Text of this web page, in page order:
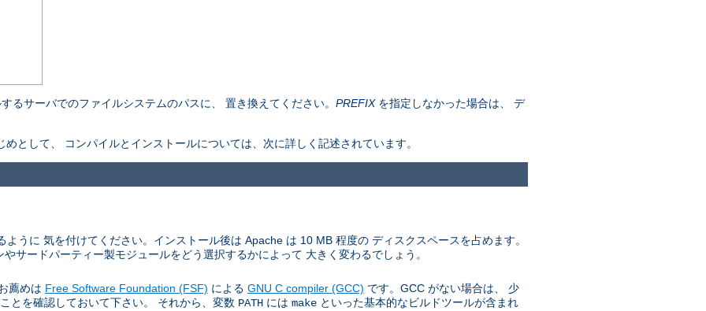
るサーバでのファイルシステムのパスに、 置き換えてください。 PREFIXを指定しなかった場合は、 デ
として、 コンパイルとインストールについては、次に詳しく記述されています。
うに 気を付けてください。インストール後は Apache は 10 MB 程度の ディスクスペースを占めます。
サードパーティー製モジュールをどう選択するかによって 大きく変わるでしょう。
薦めは Free Software Foundation (FSF) による GNU C compiler (GCC) です。GCC がない場合は、 少
とを確認しておいて下さい。 それから、変数 PATH には make といった基本的なビルドツールが含まれ